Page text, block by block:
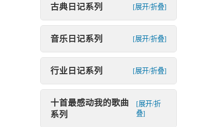
古典日记系列 [展开/折叠]
音乐日记系列 [展开/折叠]
行业日记系列 [展开/折叠]
十首最感动我的歌曲
系列
[展开/折
叠]